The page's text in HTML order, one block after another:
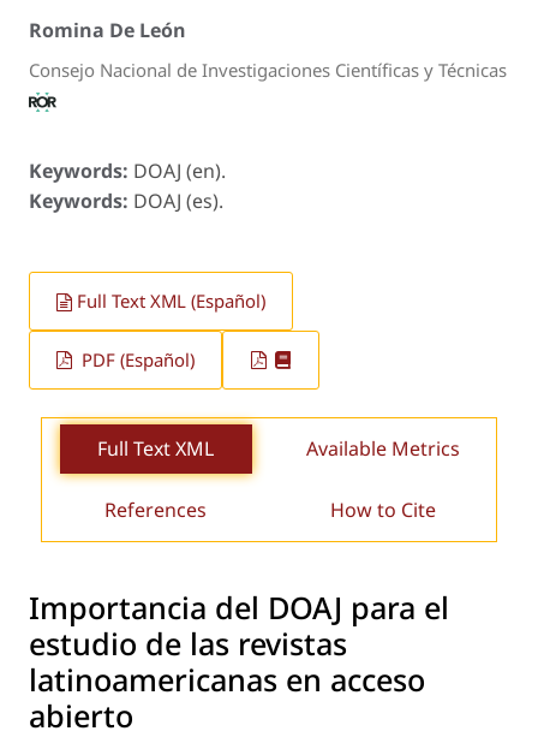
Romina De León
Consejo Nacional de Investigaciones Científicas y Técnicas
Keywords: DOAJ (en).
Keywords: DOAJ (es).
Full Text XML (Español)
PDF (Español)
Full Text XML Available Metrics
References How to Cite
Importancia del DOAJ para el
estudio de las revistas
latinoamericanas en acceso
abierto